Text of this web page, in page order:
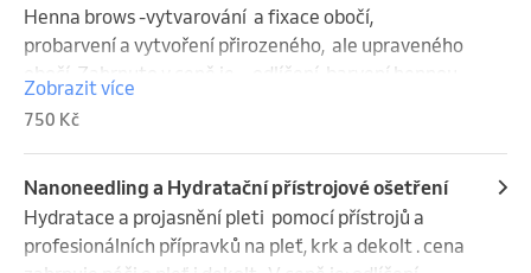
Řasy upravené touto metodou vydrží natočené 6 - 8
týdnů.
Henna brows -vytvarování  a fixace obočí,
probarvení a vytvoření přirozeného,  ale upraveného
obočí. Zahrnuto v ceně je -  odlíčení, barvení hennou
zola, vyměření tvaru, úprava a srovnání obočí
,depilace pinzetou/voskem, závěrečný styling  a
booster=výživa.
Efekt barvy chloupků vydrží cca 6týdnů
Zobrazit více
750 Kč
Nanoneedling a Hydratační přístrojové ošetření
Hydratace a projasnění pleti  pomocí přístrojů a
profesionálních přípravků na pleť, krk a dekolt . cena